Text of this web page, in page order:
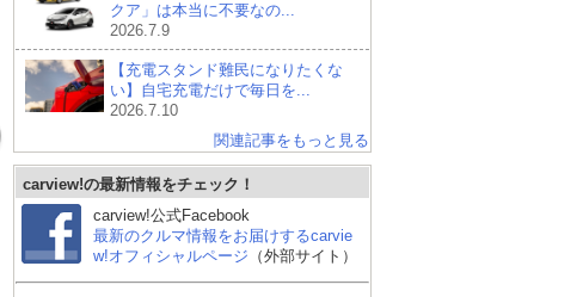
ダイハツ ミライース スズキ アルトラパン
クア」は本当に不要なの...
2026.7.9
【充電スタンド難民になりたくな
い】自宅充電だけで毎日を...
2026.7.10
関連記事をもっと見る
carview!の最新情報をチェック！
carview!公式Facebook
最新のクルマ情報をお届けするcarvie
w!オフィシャルページ （外部サイト）